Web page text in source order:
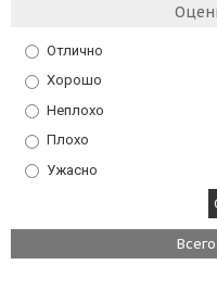
Отлично
Хорошо
Неплохо
Плохо
Ужасно